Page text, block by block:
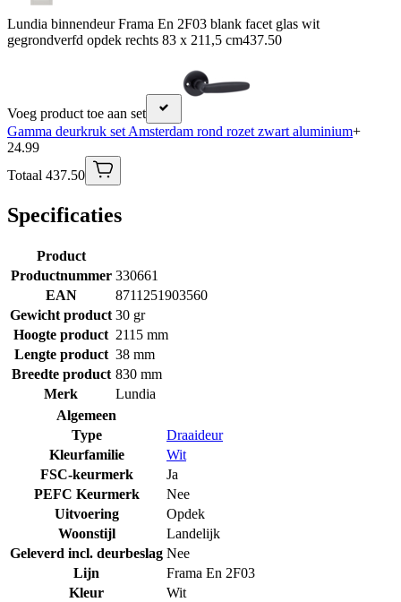
Lundia binnendeur Frama En 2F03 blank facet glas wit
gegrondverfd opdek rechts 83 x 211,5 cm437.50
Voeg product toe aan set
Gamma deurkruk set Amsterdam rond rozet zwart aluminium+
24.99
Totaal 437.50
Specificaties
Product
Productnummer 330661
EAN
8711251903560
Gewicht product 30 gr
Hoogte product 2115 mm
Lengte product 38 mm
Breedte product 830 mm
Merk
Lundia
Algemeen
Type
Draaideur
Kleurfamilie
Wit
FSC-keurmerk
Ja
PEFC Keurmerk
Nee
Uitvoering
Opdek
Woonstijl
Landelijk
Geleverd incl. deurbeslag Nee
Lijn
Frama En 2F03
Kleur
Wit